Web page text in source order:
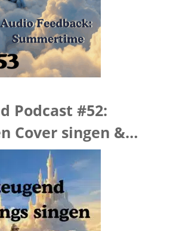
Podcast #52:
Cover singen &
Feedback